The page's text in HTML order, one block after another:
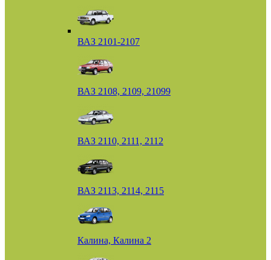
ВАЗ 2101-2107
ВАЗ 2108, 2109, 21099
ВАЗ 2110, 2111, 2112
ВАЗ 2113, 2114, 2115
Калина, Калина 2